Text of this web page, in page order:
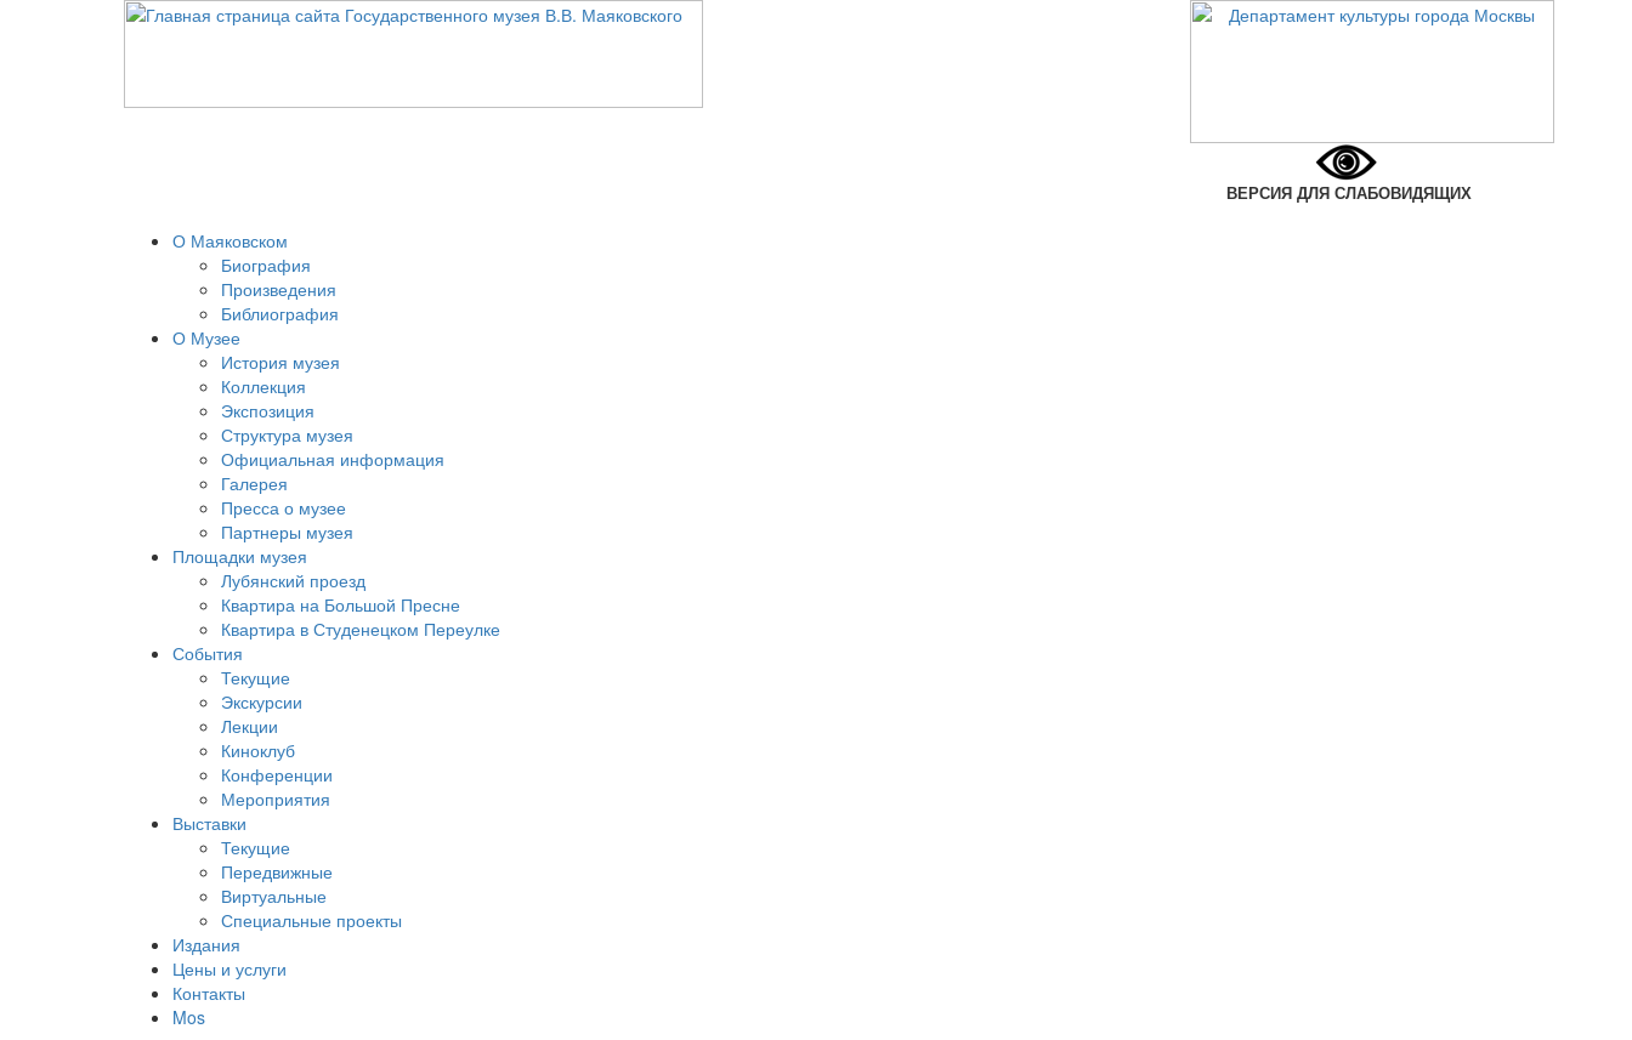
ВЕРСИЯ ДЛЯ СЛАБОВИДЯЩИХ
О Маяковском
Биография
Произведения
Библиография
О Музее
История музея
Коллекция
Экспозиция
Структура музея
Официальная информация
Галерея
Пресса о музее
Партнеры музея
Площадки музея
Лубянский проезд
Квартира на Большой Пресне
Квартира в Студенецком Переулке
События
Текущие
Экскурсии
Лекции
Киноклуб
Конференции
Мероприятия
Выставки
Текущие
Передвижные
Виртуальные
Специальные проекты
Издания
Цены и услуги
Контакты
Mos